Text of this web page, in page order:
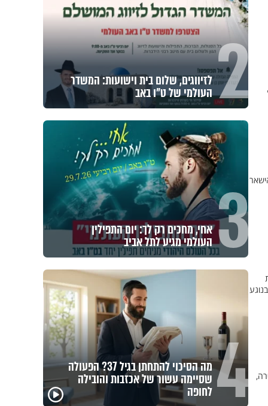
בנוגע
2 לזיווגים, שלום בית וישועות: המשדר
העולמי של ט"ו באב
3 אחי, מחכים רק לך: יום התפילין
העולמי מגיע לתל אביב
4 מה הסיכוי להתחתן בגיל 37? הפעולה
שסיימה עשור של אכזבות והובילה
לחופה